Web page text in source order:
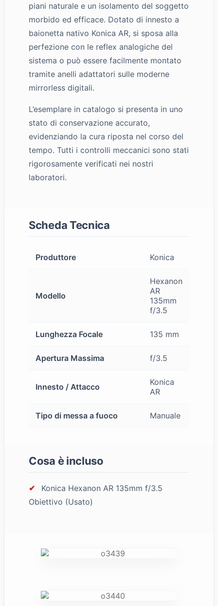
piani naturale e un isolamento del soggetto
morbido ed efficace. Dotato di innesto a
baionetta nativo Konica AR, si sposa alla
perfezione con le reflex analogiche del
sistema o può essere facilmente montato
tramite anelli adattatori sulle moderne
mirrorless digitali.
L’esemplare in catalogo si presenta in uno
stato di conservazione accurato,
evidenziando la cura riposta nel corso del
tempo. Tutti i controlli meccanici sono stati
rigorosamente verificati nei nostri
laboratori.
Scheda Tecnica
Produttore Konica
Modello
Hexanon
AR
135mm
f/3.5
Lunghezza Focale 135 mm
Apertura Massima f/3.5
Innesto / Attacco
Konica
AR
Tipo di messa a fuoco Manuale
Cosa è incluso
✔
Konica Hexanon AR 135mm f/3.5
Obiettivo (Usato)